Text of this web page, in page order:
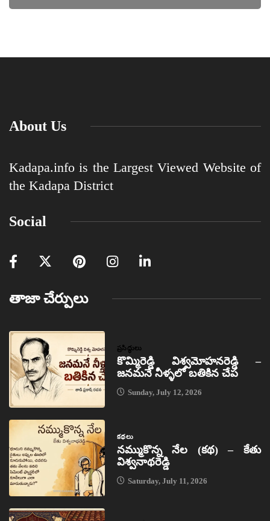
About Us
Kadapa.info is the Largest Viewed Website of
the Kadapa District
Social
తాజా చేర్పులు
ప్రసిద్ధులు
కొమ్మిరెడ్డి విశ్వమోహనరెడ్డి –
జనమనే నీళ్ళలో బతికిన చేప
Sunday, July 12, 2026
కథలు
నమ్ముకొన్న నేల (కథ) – కేతు
విశ్వనాథరెడ్డి
Saturday, July 11, 2026